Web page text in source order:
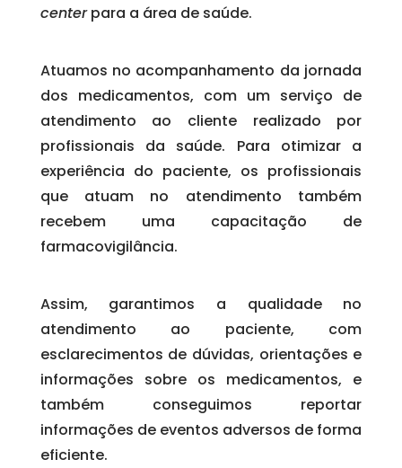
centerpara a área de saúde.
Atuamos no acompanhamento da jornada
dos medicamentos, com um serviço de
atendimento ao cliente realizado por
profissionais da saúde. Para otimizar a
experiência do paciente, os profissionais
que atuam no atendimento também
recebem uma capacitação de
farmacovigilância.
Assim, garantimos a qualidade no
atendimento ao paciente, com
esclarecimentos de dúvidas, orientações e
informações sobre os medicamentos, e
também conseguimos reportar
informações de eventos adversos de forma
eficiente.